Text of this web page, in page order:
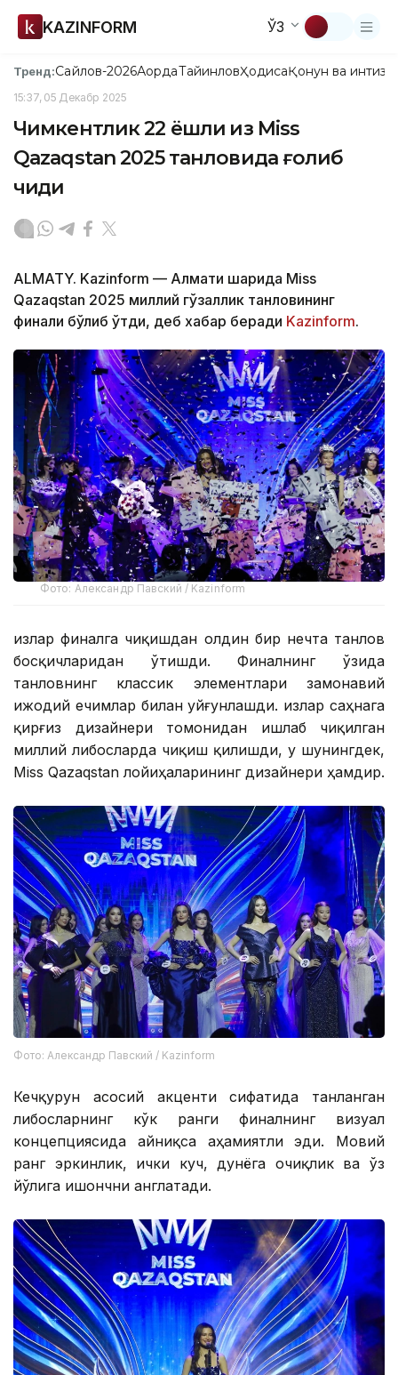
KAZINFORM ЎЗ
Тренд:Сайлов-2026АқордаТайинловҲодисаҚонун ва
15:37, 05 Декабр 2025
Чимкентлик 22 ёшли қиз Miss
Qazaqstan 2025 танловида ғолиб
чиқди
ALMATY. Kazinform — Алмати шаҳрида Miss
Qazaqstan 2025 миллий гўзаллик танловининг
финали бўлиб ўтди, деб хабар беради Kazinform.
Фото: Александр Павский / Kazinform
Қизлар финалга чиқишдан олдин бир нечта танлов
босқичларидан ўтишди. Финалнинг ўзида
танловнинг классик элементлари замонавий
ижодий ечимлар билан уйғунлашди. Қизлар саҳнага
қирғиз дизайнери томонидан ишлаб чиқилган
миллий либосларда чиқиш қилишди, у шунингдек,
Miss Qazaqstan лойиҳаларининг дизайнери ҳамдир.
Фото: Александр Павский / Kazinform
Кечқурун асосий акценти сифатида танланган
либосларнинг кўк ранги финалнинг визуал
концепциясида айниқса аҳамиятли эди. Мовий
ранг эркинлик, ички куч, дунёга очиқлик ва ўз
йўлига ишончни англатади.